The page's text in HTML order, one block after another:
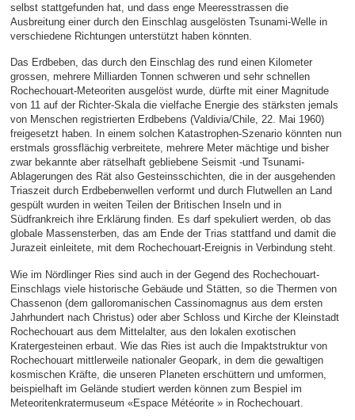
selbst stattgefunden hat, und dass enge Meeresstrassen die
Ausbreitung einer durch den Einschlag ausgelösten Tsunami-Welle in
verschiedene Richtungen unterstützt haben könnten.
Das Erdbeben, das durch den Einschlag des rund einen Kilometer
grossen, mehrere Milliarden Tonnen schweren und sehr schnellen
Rochechouart-Meteoriten ausgelöst wurde, dürfte mit einer Magnitude
von 11 auf der Richter-Skala die vielfache Energie des stärksten jemals
von Menschen registrierten Erdbebens (Valdivia/Chile, 22. Mai 1960)
freigesetzt haben. In einem solchen Katastrophen-Szenario könnten nun
erstmals grossflächig verbreitete, mehrere Meter mächtige und bisher
zwar bekannte aber rätselhaft gebliebene Seismit -und Tsunami-
Ablagerungen des Rät also Gesteinsschichten, die in der ausgehenden
Triaszeit durch Erdbebenwellen verformt und durch Flutwellen an Land
gespült wurden in weiten Teilen der Britischen Inseln und in
Südfrankreich ihre Erklärung finden. Es darf spekuliert werden, ob das
globale Massensterben, das am Ende der Trias stattfand und damit die
Jurazeit einleitete, mit dem Rochechouart-Ereignis in Verbindung steht.
Wie im Nördlinger Ries sind auch in der Gegend des Rochechouart-
Einschlags viele historische Gebäude und Stätten, so die Thermen von
Chassenon (dem galloromanischen Cassinomagnus aus dem ersten
Jahrhundert nach Christus) oder aber Schloss und Kirche der Kleinstadt
Rochechouart aus dem Mittelalter, aus den lokalen exotischen
Kratergesteinen erbaut. Wie das Ries ist auch die Impaktstruktur von
Rochechouart mittlerweile nationaler Geopark, in dem die gewaltigen
kosmischen Kräfte, die unseren Planeten erschüttern und umformen,
beispielhaft im Gelände studiert werden können zum Bespiel im
Meteoritenkratermuseum «Espace Météorite » in Rochechouart.